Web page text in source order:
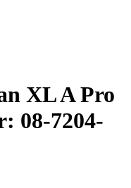
XL A Pro
08-7204-